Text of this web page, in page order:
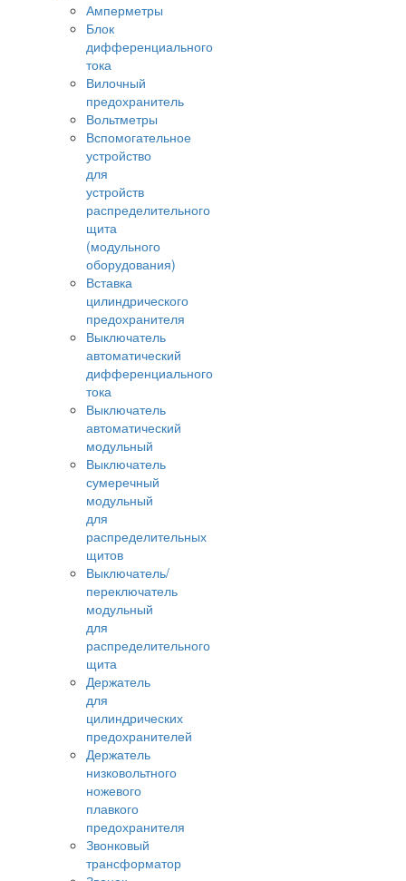
Амперметры
Блок
дифференциального
тока
Вилочный
предохранитель
Вольтметры
Вспомогательное
устройство
для
устройств
распределительного
щита
(модульного
оборудования)
Вставка
цилиндрического
предохранителя
Выключатель
автоматический
дифференциального
тока
Выключатель
автоматический
модульный
Выключатель
сумеречный
модульный
для
распределительных
щитов
Выключатель/
переключатель
модульный
для
распределительного
щита
Держатель
для
цилиндрических
предохранителей
Держатель
низковольтного
ножевого
плавкого
предохранителя
Звонковый
трансформатор